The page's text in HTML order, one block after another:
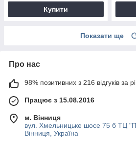
Купити
Показати ще
Про нас
98% позитивних з 216 відгуків за
Працює з 15.08.2016
м. Вінниця
вул. Хмельницьке шосе 75 б ТЦ
Вінниця, Україна